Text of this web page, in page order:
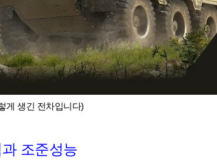
게 생긴 전차입니다)
조준성능